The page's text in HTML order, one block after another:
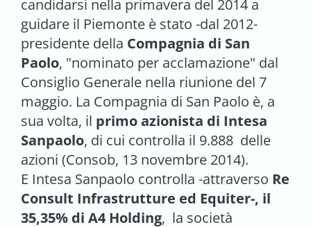
candidarsi nella primavera del 2014 a
guidare il Piemonte è stato -dal 2012-
presidente della Compagnia di San
Paolo, "nominato per acclamazione" dal
Consiglio Generale nella riunione del 7
maggio. La Compagnia di San Paolo è, a
sua volta, il primo azionista di Intesa
Sanpaolo, di cui controlla il 9.888 delle
azioni (Consob, 13 novembre 2014).
E Intesa Sanpaolo controlla -attraverso Re
Consult Infrastrutture ed Equiter-, il
35,35% di A4 Holding, la società